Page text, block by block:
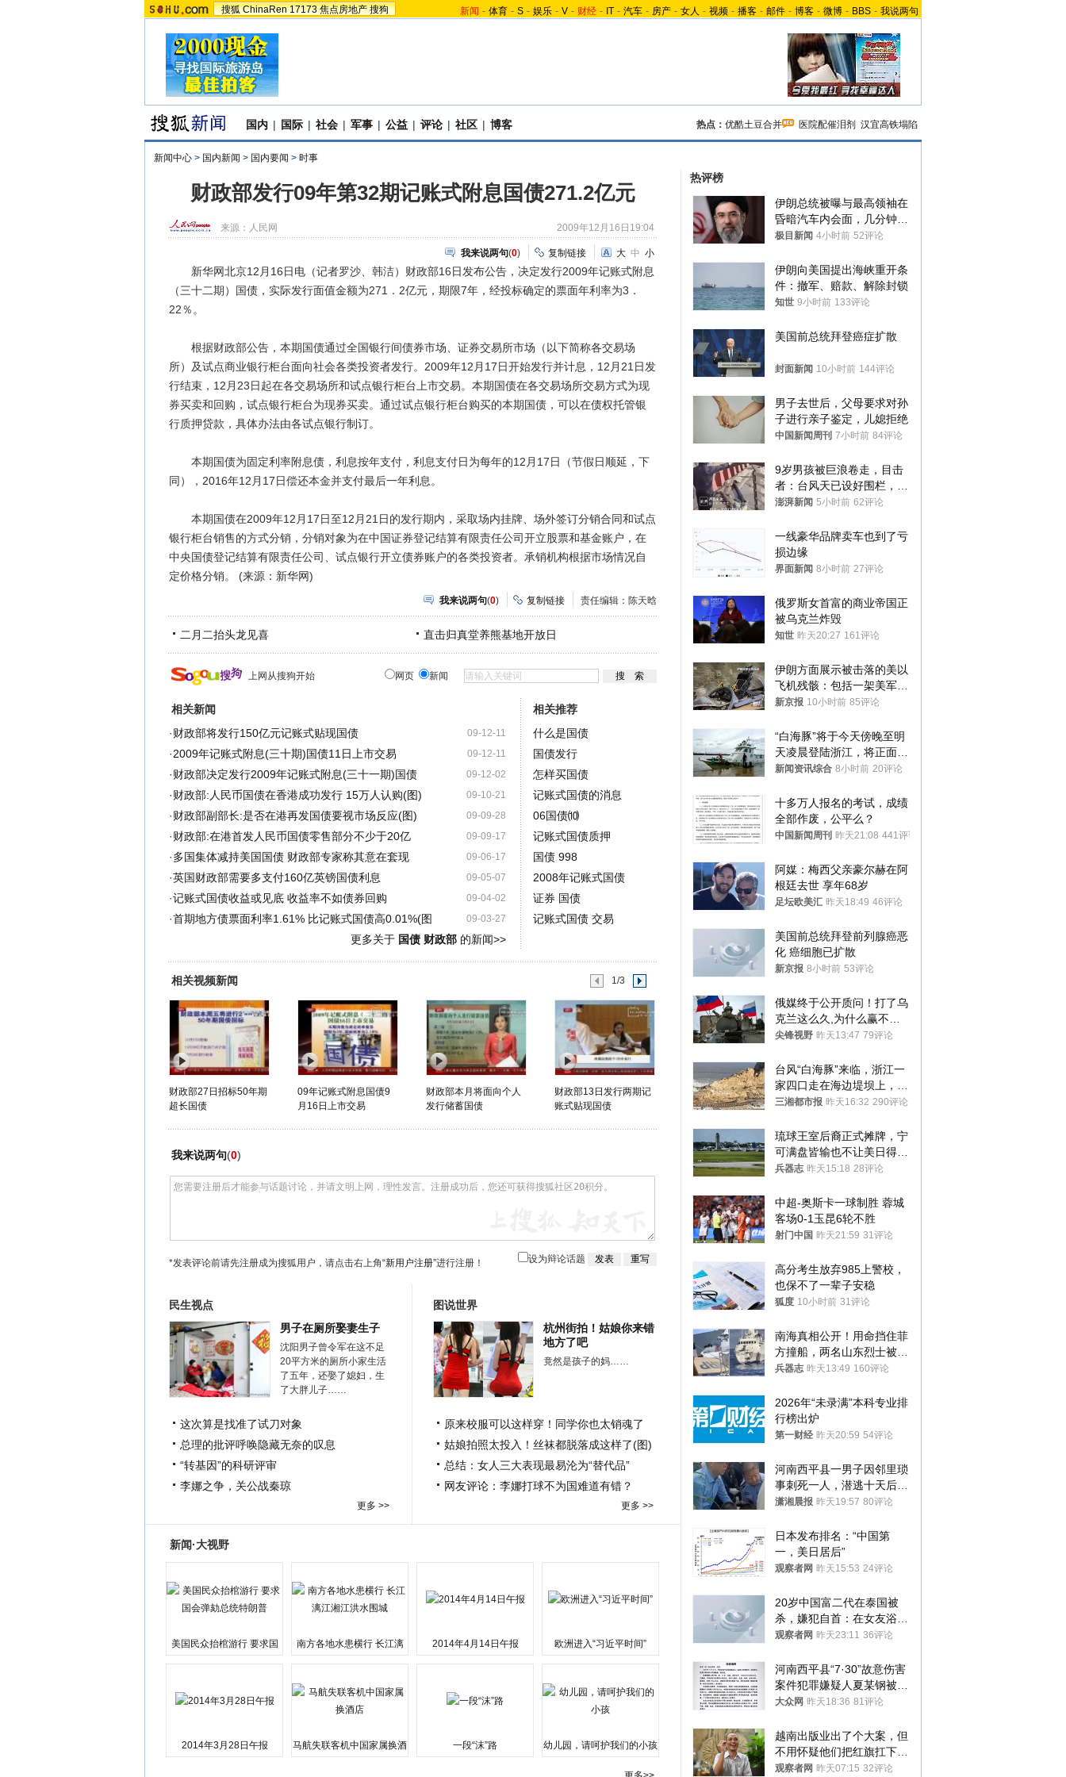
搜狐 ChinaRen 17173 焦点房地产 搜狗 新闻 - 体育 - S - 娱乐 - V - 财经 - IT - 汽车 - 房产 - 女人 - 视频 - 播客 - 邮件 - 博客 - 微博 - BBS - 我说两句
国内 | 国际 | 社会 | 军事 | 公益 | 评论 | 社区 | 博客 热点： 优酷土豆合并 医院配催泪剂 汉宜高铁塌陷
新闻中心 > 国内新闻 > 国内要闻 > 时事
财政部发行09年第32期记账式附息国债271.2亿元
来源： 人民网 2009年12月16日19:04
我来说两句(0) 复制链接 大 中 小
新华网北京12月16日电（记者罗沙、韩洁）财政部16日发布公告，决定发行2009年记账式附息
（三十二期）国债，实际发行面值金额为271．2亿元，期限7年，经投标确定的票面年利率为3．
22％。
根据财政部公告，本期国债通过全国银行间债券市场、证券交易所市场（以下简称各交易场
所）及试点商业银行柜台面向社会各类投资者发行。2009年12月17日开始发行并计息，12月21日发
行结束，12月23日起在各交易场所和试点银行柜台上市交易。本期国债在各交易场所交易方式为现
券买卖和回购，试点银行柜台为现券买卖。通过试点银行柜台购买的本期国债，可以在债权托管银
行质押贷款，具体办法由各试点银行制订。
本期国债为固定利率附息债，利息按年支付，利息支付日为每年的12月17日（节假日顺延，下
同），2016年12月17日偿还本金并支付最后一年利息。
本期国债在2009年12月17日至12月21日的发行期内，采取场内挂牌、场外签订分销合同和试点
银行柜台销售的方式分销，分销对象为在中国证券登记结算有限责任公司开立股票和基金账户，在
中央国债登记结算有限责任公司、试点银行开立债券账户的各类投资者。承销机构根据市场情况自
定价格分销。 (来源：新华网)
我来说两句(0) 复制链接 责任编辑：陈天晗
二月二抬头龙见喜 直击归真堂养熊基地开放日
上网从搜狗开始 网页 新闻
相关新闻
09-12-11
·财政部将发行150亿元记账式贴现国债
09-12-11
·2009年记账式附息(三十期)国债11日上市交易
09-12-02
·财政部决定发行2009年记账式附息(三十一期)国债
09-10-21
·财政部:人民币国债在香港成功发行 15万人认购(图)
09-09-28
·财政部副部长:是否在港再发国债要视市场反应(图)
09-09-17
·财政部:在港首发人民币国债零售部分不少于20亿
09-06-17
·多国集体减持美国国债 财政部专家称其意在套现
09-05-07
·英国财政部需要多支付160亿英镑国债利息
09-04-02
·记账式国债收益或见底 收益率不如债券回购
09-03-27
·首期地方债票面利率1.61% 比记账式国债高0.01%(图
更多关于 国债 财政部的新闻>>
相关推荐
什么是国债
国债发行
怎样买国债
记账式国债的消息
06国债⑽
记账式国债质押
国债 998
2008年记账式国债
证券 国债
记账式国债 交易
相关视频新闻 1/3
财政部27日招标50年期
超长国债
09年记账式附息国债9
月16日上市交易
财政部本月将面向个人
发行储蓄国债
财政部13日发行两期记
账式贴现国债
我来说两句(0)
*发表评论前请先注册成为搜狐用户，请点击右上角“新用户注册”进行注册！ 设为辩论话题
民生视点
男子在厕所娶妻生子
沈阳男子曾令军在这不足
20平方米的厕所小家生活
了五年，还娶了媳妇，生
了大胖儿子……
这次算是找准了试刀对象
总理的批评呼唤隐藏无奈的叹息
“转基因”的科研评审
李娜之争，关公战秦琼
更多 >>
图说世界
杭州街拍！姑娘你来错
地方了吧
竟然是孩子的妈……
原来校服可以这样穿！同学你也太销魂了
姑娘拍照太投入！丝袜都脱落成这样了(图)
总结：女人三大表现最易沦为“替代品”
网友评论：李娜打球不为国难道有错？
更多 >>
新闻·大视野
美国民众抬棺游行 要求国
南方各地水患横行 长江漓
2014年4月14日午报 欧洲进入“习近平时间”
2014年3月28日午报
马航失联客机中国家属换酒
一段“沫”路 幼儿园，请呵护我们的小孩
热评榜
伊朗总统被曝与最高领袖在
昏暗汽车内会面，几分钟里
只能靠声音交谈难辨真假
极目新闻 4小时前 52评论
伊朗向美国提出海峡重开条
件：撤军、赔款、解除封锁
知世 9小时前 133评论
美国前总统拜登癌症扩散
封面新闻 10小时前 144评论
男子去世后，父母要求对孙
子进行亲子鉴定，儿媳拒绝
中国新闻周刊 7小时前 84评论
9岁男孩被巨浪卷走，目击
者：台风天已设好围栏，一
家四口翻入时保安曾喊话劝
澎湃新闻 5小时前 62评论
一线豪华品牌卖车也到了亏
损边缘
界面新闻 8小时前 27评论
俄罗斯女首富的商业帝国正
被乌克兰炸毁
知世 昨天20:27 161评论
伊朗方面展示被击落的美以
飞机残骸：包括一架美军F-
15战斗机残骸以及多架无人
新京报 10小时前 85评论
“白海豚”将于今天傍晚至明
天凌晨登陆浙江，将正面袭
击、贯穿浙江
新闻资讯综合 8小时前 20评论
十多万人报名的考试，成绩
全部作废，公平么？
中国新闻周刊 昨天21:08 441评论
阿媒：梅西父亲豪尔赫在阿
根廷去世 享年68岁
足坛欧美汇 昨天18:49 46评论
美国前总统拜登前列腺癌恶
化 癌细胞已扩散
新京报 8小时前 53评论
俄媒终于公开质问！打了乌
克兰这么久,为什么赢不了?
答案令人沉默
尖锋视野 昨天13:47 79评论
台风“白海豚”来临，浙江一
家四口走在海边堤坝上，其
中9岁男孩被巨浪卷入海
三湘都市报 昨天16:32 290评论
琉球王室后裔正式摊牌，宁
可满盘皆输也不让美日得
逞，中国成关键
兵器志 昨天15:18 28评论
中超-奥斯卡一球制胜 蓉城
客场0-1玉昆6轮不胜
射门中国 昨天21:59 31评论
高分考生放弃985上警校，
也保不了一辈子安稳
狐度 10小时前 31评论
南海真相公开！用命挡住菲
方撞船，两名山东烈士被授
武警最高荣誉
兵器志 昨天13:49 160评论
2026年“未录满”本科专业排
行榜出炉
第一财经 昨天20:59 54评论
河南西平县一男子因邻里琐
事刺死一人，潜逃十天后在
十多公里外一片玉米地里落
潇湘晨报 昨天19:57 80评论
日本发布排名：“中国第
一，美日居后”
观察者网 昨天15:53 24评论
20岁中国富二代在泰国被
杀，嫌犯自首：在女友浴室
看到他
观察者网 昨天23:11 36评论
河南西平县“7·30”故意伤害
案件犯罪嫌疑人夏某钢被抓
获
大众网 昨天18:36 81评论
越南出版业出了个大案，但
不用怀疑他们把红旗扛下去
的决心
观察者网 昨天07:15 32评论